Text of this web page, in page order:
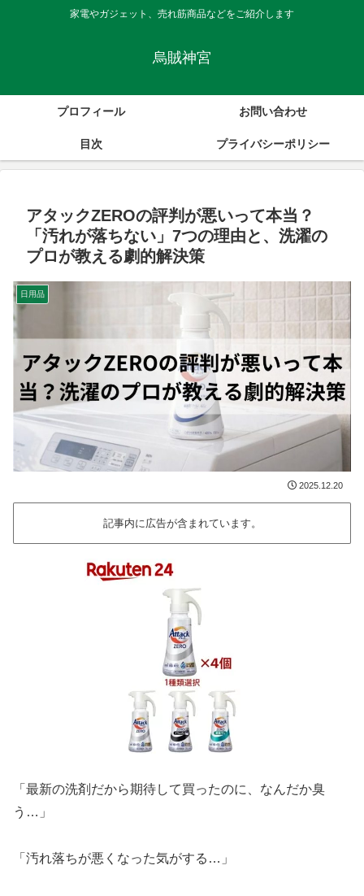
家電やガジェット、売れ筋商品などをご紹介します
烏賊神宮
プロフィール お問い合わせ
目次 プライバシーポリシー
アタックZEROの評判が悪いって本当？
「汚れが落ちない」7つの理由と、洗濯の
プロが教える劇的解決策
日用品
2025.12.20
記事内に広告が含まれています。
「最新の洗剤だから期待して買ったのに、なんだか臭
う…」
「汚れ落ちが悪くなった気がする…」